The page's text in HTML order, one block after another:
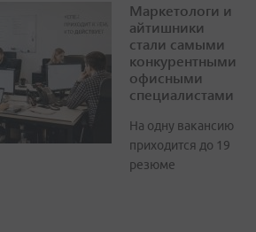
Маркетологи и
айтишники
стали самыми
конкурентными
офисными
специалистами
На одну вакансию
приходится до 19
резюме